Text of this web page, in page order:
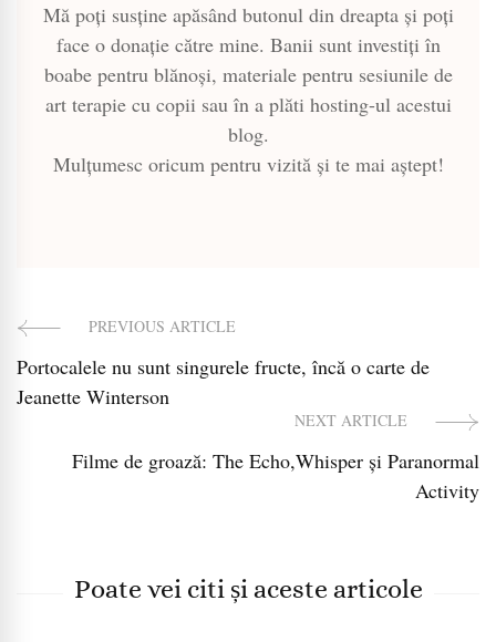
Mă poți susține apăsând butonul din dreapta și poți
face o donație către mine. Banii sunt investiți în
boabe pentru blănoși, materiale pentru sesiunile de
art terapie cu copii sau în a plăti hosting-ul acestui
blog.
Mulțumesc oricum pentru vizită și te mai aștept!
Post
Navigation
PREVIOUS ARTICLE
Portocalele nu sunt singurele fructe, încă o carte de
Jeanette Winterson
NEXT ARTICLE
Filme de groază: The Echo,Whisper și Paranormal
Activity
Poate vei citi și aceste articole